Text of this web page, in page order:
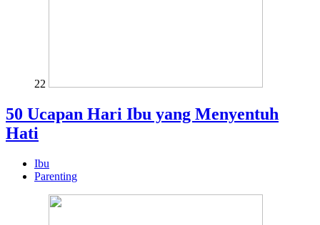
22
50 Ucapan Hari Ibu yang Menyentuh
Hati
Ibu
Parenting